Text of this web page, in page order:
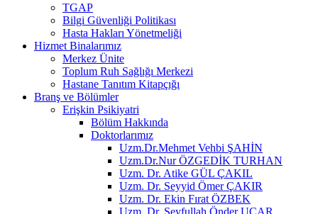
TGAP
Bilgi Güvenliği Politikası
Hasta Hakları Yönetmeliği
Hizmet Binalarımız
Merkez Ünite
Toplum Ruh Sağlığı Merkezi
Hastane Tanıtım Kitapçığı
Branş ve Bölümler
Erişkin Psikiyatri
Bölüm Hakkında
Doktorlarımız
Uzm.Dr.Mehmet Vehbi ŞAHİN
Uzm.Dr.Nur ÖZGEDİK TURHAN
Uzm. Dr. Atike GÜL ÇAKIL
Uzm. Dr. Seyyid Ömer ÇAKIR
Uzm. Dr. Ekin Fırat ÖZBEK
Uzm. Dr. Seyfullah Önder UÇAR